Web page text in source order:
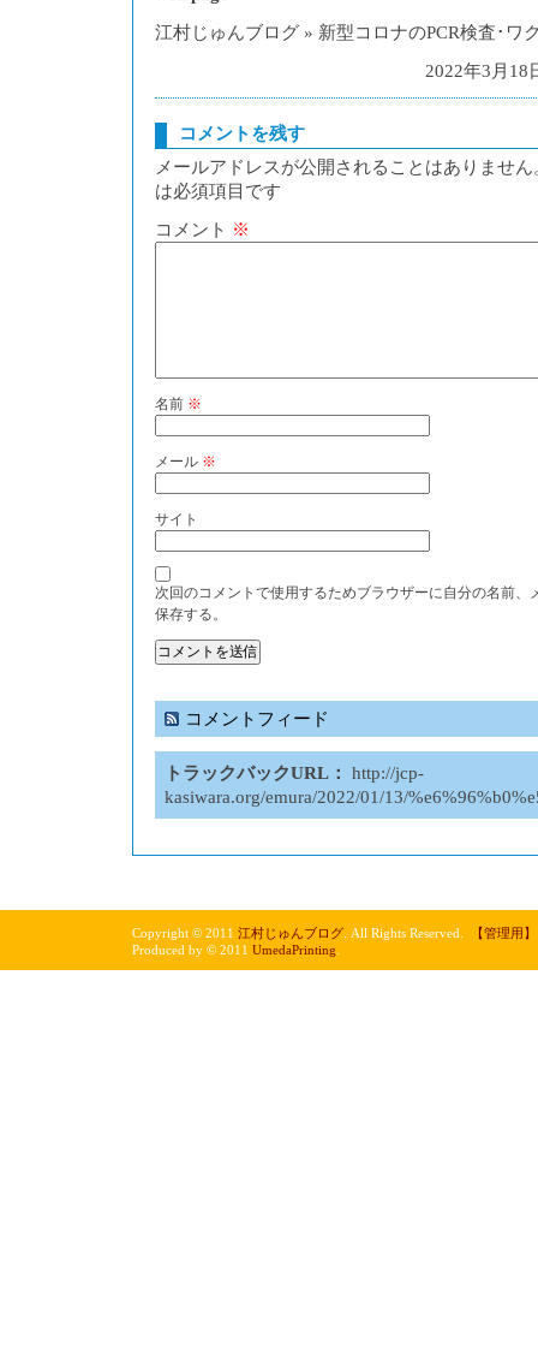
江村じゅんブログ » 新型コロナのPCR検査･ワ
2022年3月18
コメントを残す
メールアドレスが公開されることはありません
は必須項目です
コメント ※
名前 ※
メール ※
サイト
次回のコメントで使用するためブラウザーに自分の名前、
保存する。
コメントフィード
トラックバックURL：
http://jcp-
kasiwara.org/emura/2022/01/13/
Copyright © 2011 江村じゅんブログ . All Rights Reserved.
【管理用】
Produced by © 2011 UmedaPrinting